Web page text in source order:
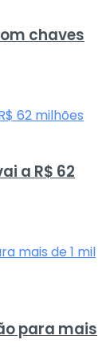
chaves
a R$ 62
para mais